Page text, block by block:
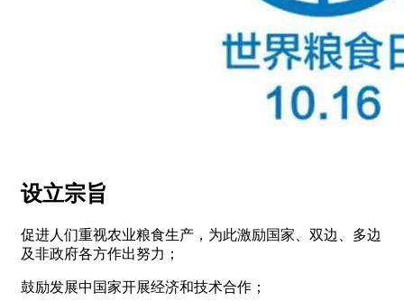
设立宗旨
促进人们重视农业粮食生产，为此激励国家、双边、多边
及非政府各方作出努力；
鼓励发展中国家开展经济和技术合作；